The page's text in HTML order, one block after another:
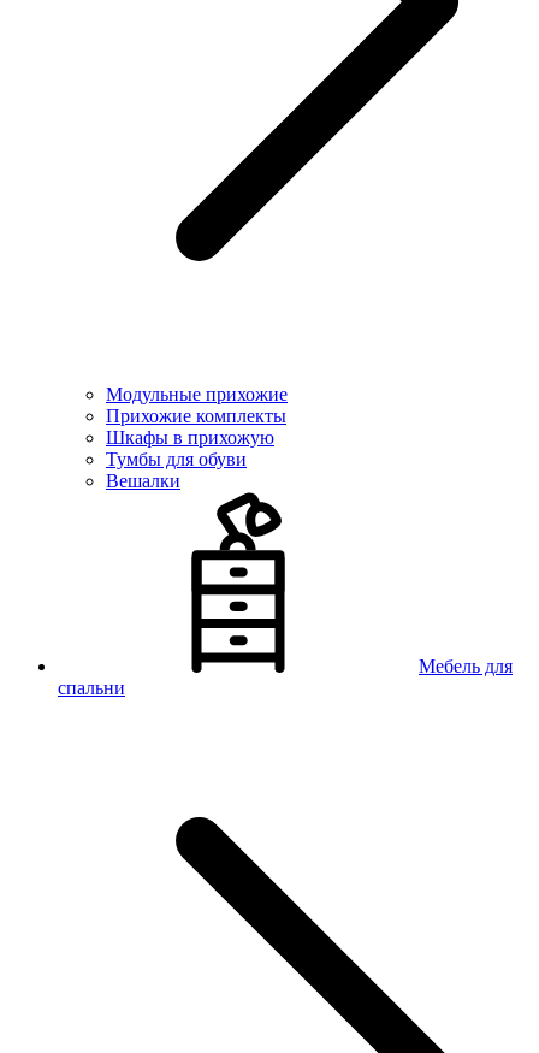
Модульные прихожие
Прихожие комплекты
Шкафы в прихожую
Тумбы для обуви
Вешалки
Мебель для
спальни